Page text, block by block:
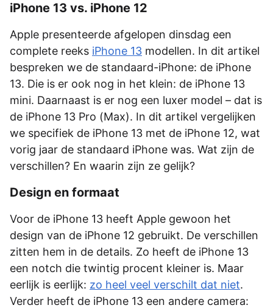
iPhone 13 vs. iPhone 12
Apple presenteerde afgelopen dinsdag een
complete reeks iPhone 13 modellen. In dit artikel
bespreken we de standaard-iPhone: de iPhone
13. Die is er ook nog in het klein: de iPhone 13
mini. Daarnaast is er nog een luxer model – dat is
de iPhone 13 Pro (Max). In dit artikel vergelijken
we specifiek de iPhone 13 met de iPhone 12, wat
vorig jaar de standaard iPhone was. Wat zijn de
verschillen? En waarin zijn ze gelijk?
Design en formaat
Voor de iPhone 13 heeft Apple gewoon het
design van de iPhone 12 gebruikt. De verschillen
zitten hem in de details. Zo heeft de iPhone 13
een notch die twintig procent kleiner is. Maar
eerlijk is eerlijk: zo heel veel verschilt dat niet.
Verder heeft de iPhone 13 een andere camera: